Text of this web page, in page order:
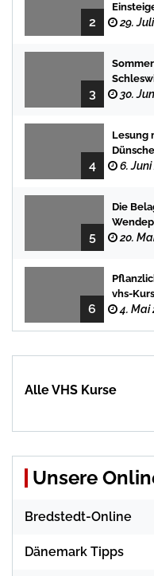
2 29.
3 30.
4
Lesung
6. Juni
5
Die
20.
6
vhs-
4. Mai
Alle VHS Kurse
Unsere
Bredstedt-Online
Dänemark Tipps